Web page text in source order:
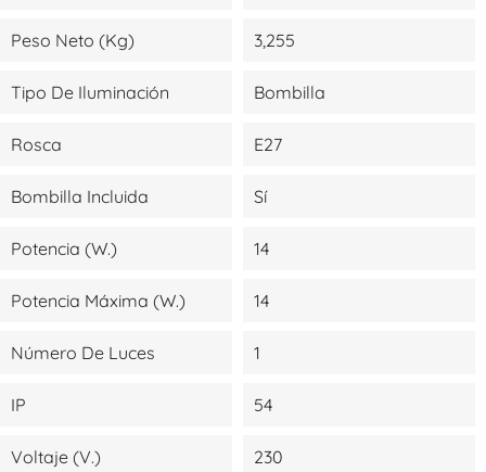
Peso Neto (kg) 3,255
Tipo De Iluminación Bombilla
Rosca E27
Bombilla Incluida Sí
Potencia (W.) 14
Potencia Máxima (W.) 14
Número De Luces 1
IP 54
Voltaje (V.) 230